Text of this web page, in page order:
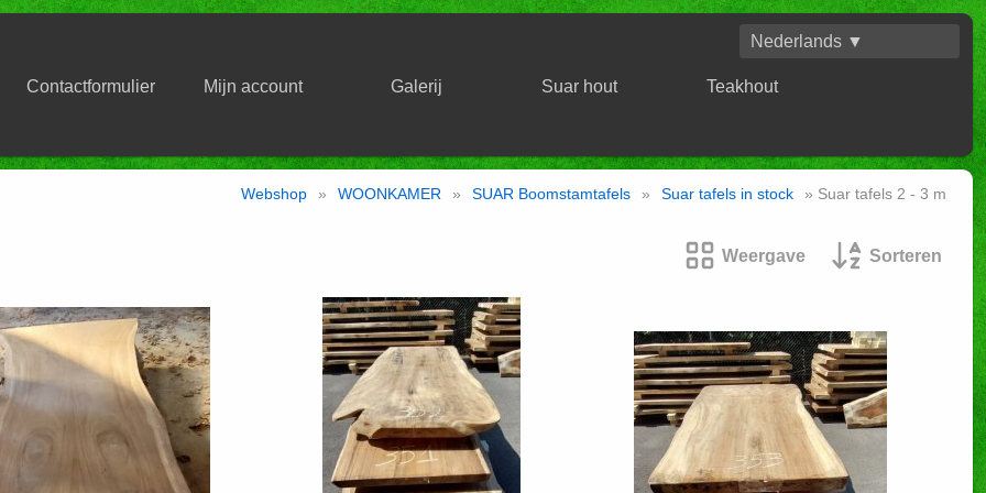
Nederlands ▼
Contactformulier Mijn account Galerij Suar hout Teakhout
Webshop » WOONKAMER » SUAR Boomstamtafels » Suar tafels in stock » Suar tafels 2 - 3 m
Weergave Sorteren